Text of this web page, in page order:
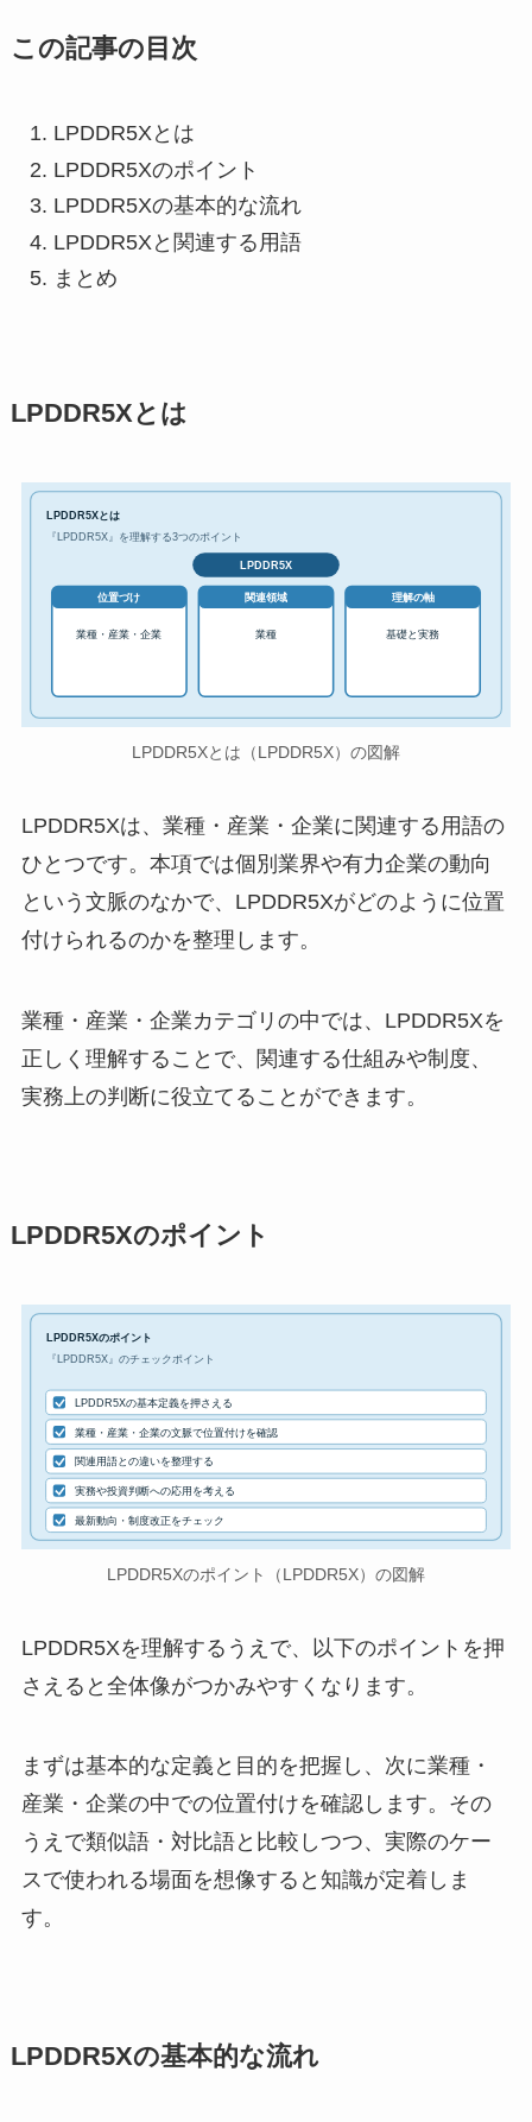
この記事の目次
LPDDR5Xとは
LPDDR5Xのポイント
LPDDR5Xの基本的な流れ
LPDDR5Xと関連する用語
まとめ
LPDDR5Xとは
LPDDR5Xとは
『LPDDR5X』を理解する3つのポイント
LPDDR5X
位置づけ
業種・産業・企業
関連領域
業種
理解の軸
基礎と実務
LPDDR5Xとは（LPDDR5X）の図解
LPDDR5Xは、業種・産業・企業に関連する用語の
ひとつです。本項では個別業界や有力企業の動向
という文脈のなかで、LPDDR5Xがどのように位置
付けられるのかを整理します。
業種・産業・企業カテゴリの中では、LPDDR5Xを
正しく理解することで、関連する仕組みや制度、
実務上の判断に役立てることができます。
LPDDR5Xのポイント
LPDDR5Xのポイント
『LPDDR5X』のチェックポイント
LPDDR5Xの基本定義を押さえる
業種・産業・企業の文脈で位置付けを確認
関連用語との違いを整理する
実務や投資判断への応用を考える
最新動向・制度改正をチェック
LPDDR5Xのポイント（LPDDR5X）の図解
LPDDR5Xを理解するうえで、以下のポイントを押
さえると全体像がつかみやすくなります。
まずは基本的な定義と目的を把握し、次に業種・
産業・企業の中での位置付けを確認します。その
うえで類似語・対比語と比較しつつ、実際のケー
スで使われる場面を想像すると知識が定着しま
す。
LPDDR5Xの基本的な流れ